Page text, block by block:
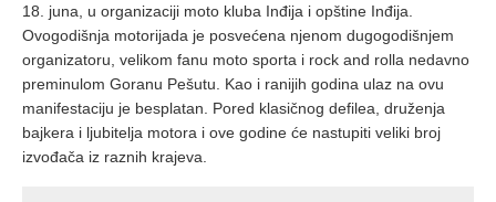
18. juna, u organizaciji moto kluba Inđija i opštine Inđija.
Ovogodišnja motorijada je posvećena njenom dugogodišnjem
organizatoru, velikom fanu moto sporta i rock and rolla nedavno
preminulom Goranu Pešutu. Kao i ranijih godina ulaz na ovu
manifestaciju je besplatan. Pored klasičnog defilea, druženja
bajkera i ljubitelja motora i ove godine će nastupiti veliki broj
izvođača iz raznih krajeva.